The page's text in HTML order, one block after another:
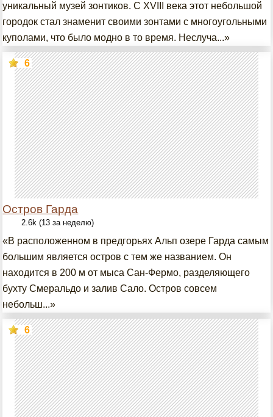
уникальный музей зонтиков. С XVIII века этот небольшой
городок стал знаменит своими зонтами с многоугольными
куполами, что было модно в то время. Неслуча...»
Остров Гарда
6
2.6k (13 за неделю)
«В расположенном в предгорьях Альп озере Гарда самым
большим является остров с тем же названием. Он
находится в 200 м от мыса Сан-Фермо, разделяющего
бухту Смеральдо и залив Сало. Остров совсем
небольш...»
6